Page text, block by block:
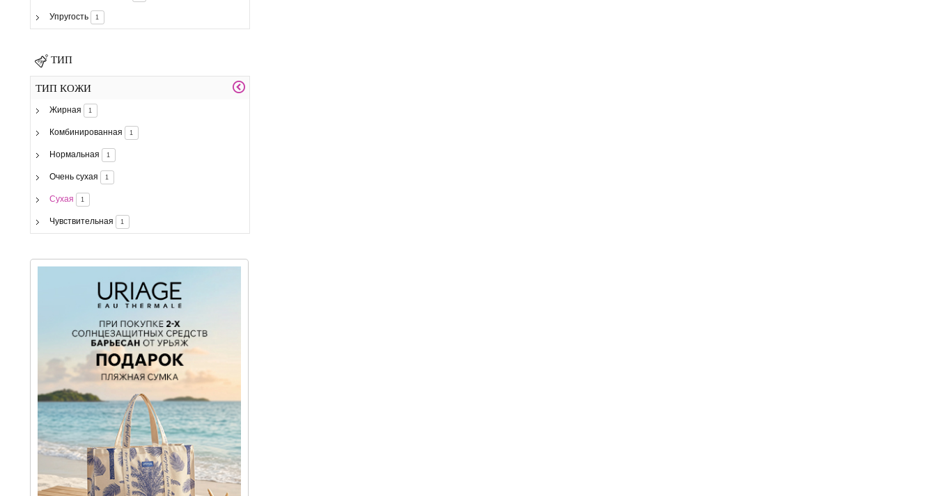
Упругость 1
ТИП
ТИП КОЖИ
Жирная 1
Комбинированная 1
Нормальная 1
Очень сухая 1
Сухая 1
Чувствительная 1